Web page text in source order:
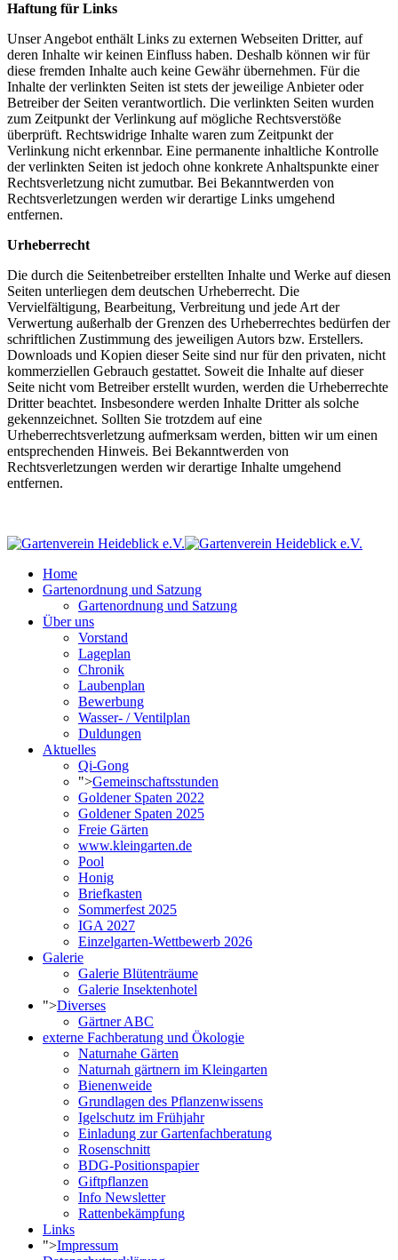
Haftung für Links
Unser Angebot enthält Links zu externen Webseiten Dritter, auf
deren Inhalte wir keinen Einfluss haben. Deshalb können wir für
diese fremden Inhalte auch keine Gewähr übernehmen. Für die
Inhalte der verlinkten Seiten ist stets der jeweilige Anbieter oder
Betreiber der Seiten verantwortlich. Die verlinkten Seiten wurden
zum Zeitpunkt der Verlinkung auf mögliche Rechtsverstöße
überprüft. Rechtswidrige Inhalte waren zum Zeitpunkt der
Verlinkung nicht erkennbar. Eine permanente inhaltliche Kontrolle
der verlinkten Seiten ist jedoch ohne konkrete Anhaltspunkte einer
Rechtsverletzung nicht zumutbar. Bei Bekanntwerden von
Rechtsverletzungen werden wir derartige Links umgehend
entfernen.
Urheberrecht
Die durch die Seitenbetreiber erstellten Inhalte und Werke auf diesen
Seiten unterliegen dem deutschen Urheberrecht. Die
Vervielfältigung, Bearbeitung, Verbreitung und jede Art der
Verwertung außerhalb der Grenzen des Urheberrechtes bedürfen der
schriftlichen Zustimmung des jeweiligen Autors bzw. Erstellers.
Downloads und Kopien dieser Seite sind nur für den privaten, nicht
kommerziellen Gebrauch gestattet. Soweit die Inhalte auf dieser
Seite nicht vom Betreiber erstellt wurden, werden die Urheberrechte
Dritter beachtet. Insbesondere werden Inhalte Dritter als solche
gekennzeichnet. Sollten Sie trotzdem auf eine
Urheberrechtsverletzung aufmerksam werden, bitten wir um einen
entsprechenden Hinweis. Bei Bekanntwerden von
Rechtsverletzungen werden wir derartige Inhalte umgehend
entfernen.
Home
Gartenordnung und Satzung
Gartenordnung und Satzung
Über uns
Vorstand
Lageplan
Chronik
Laubenplan
Bewerbung
Wasser- / Ventilplan
Duldungen
Aktuelles
Qi-Gong
">Gemeinschaftsstunden
Goldener Spaten 2022
Goldener Spaten 2025
Freie Gärten
www.kleingarten.de
Pool
Honig
Briefkasten
Sommerfest 2025
IGA 2027
Einzelgarten-Wettbewerb 2026
Galerie
Galerie Blütenträume
Galerie Insektenhotel
">Diverses
Gärtner ABC
externe Fachberatung und Ökologie
Naturnahe Gärten
Naturnah gärtnern im Kleingarten
Bienenweide
Grundlagen des Pflanzenwissens
Igelschutz im Frühjahr
Einladung zur Gartenfachberatung
Rosenschnitt
BDG-Positionspapier
Giftpflanzen
Info Newsletter
Rattenbekämpfung
Links
">Impressum